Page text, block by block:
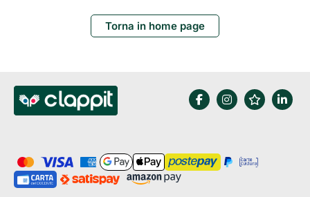
Torna in home page